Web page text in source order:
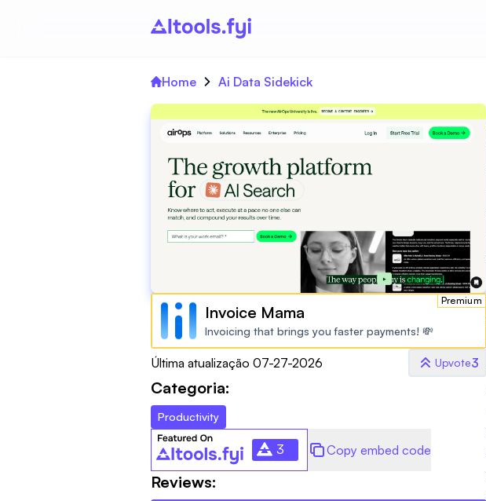
Home Ai Data Sidekick
Premium
Invoice Mama
Invoicing that brings you faster payments! 💸
Última atualização 07-27-2026 Upvote3
Categoria:
Productivity
3 Copy embed code
Reviews: